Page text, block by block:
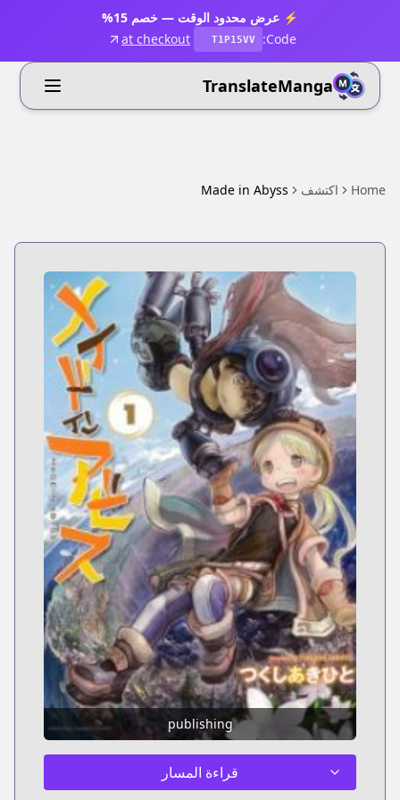
⚡ عرض محدود الوقت — خصم 15%
Code:
T1P15VV
at checkout
TranslateManga
Home اكتشف Made in Abyss
publishing
قراءة المسار